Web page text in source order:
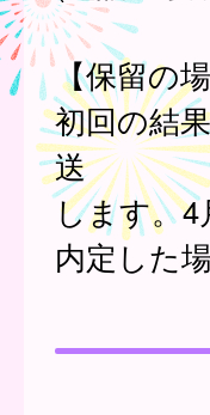
【保留の
初回の結
送
します。4
内定した